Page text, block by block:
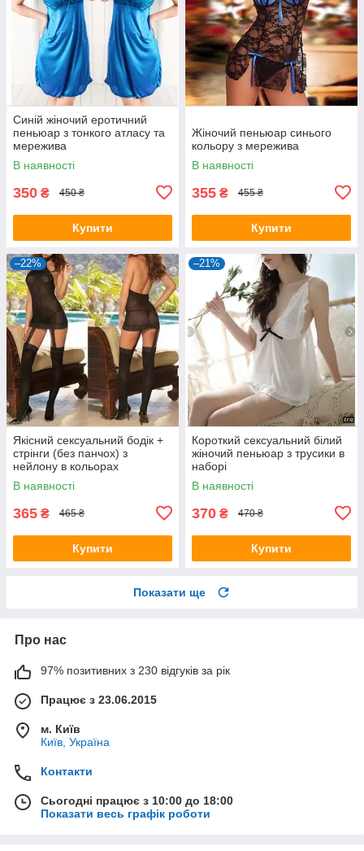
Синій жіночий еротичний
пеньюар з тонкого атласу та
мережива
В наявності
350 ₴ 450 ₴
Купити
Жіночий пеньюар синього
кольору з мережива
В наявності
355 ₴ 455 ₴
Купити
–22%
Якісний сексуальний бодік +
стрінги (без панчох) з
нейлону в кольорах
В наявності
365 ₴ 465 ₴
Купити
–21%
Короткий сексуальний білий
жіночий пеньюар з трусики в
наборі
В наявності
370 ₴ 470 ₴
Купити
Показати ще
Про нас
97% позитивних з 230 відгуків за рік
Працює з 23.06.2015
м. Київ
Київ, Україна
Контакти
Сьогодні працює з 10:00 до 18:00
Показати весь графік роботи